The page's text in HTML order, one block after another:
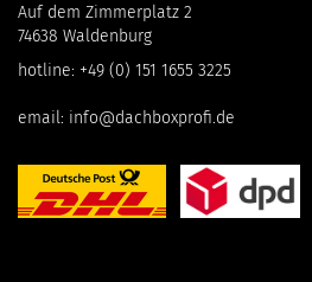
Auf dem Zimmerplatz 2
74638 Waldenburg
hotline: +49 (0) 151 1655 3225
email: info@dachboxprofi.de